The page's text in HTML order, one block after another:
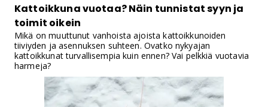
Kattoikkuna vuotaa? Näin tunnistat syyn ja
toimit oikein
Mikä on muuttunut vanhoista ajoista kattoikkunoiden
tiiviyden ja asennuksen suhteen. Ovatko nykyajan
kattoikkunat turvallisempia kuin ennen? Vai pelkkiä vuotavia
harmeja?